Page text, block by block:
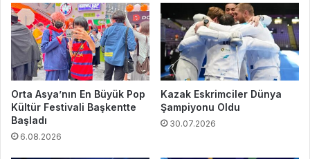
Orta Asya’nın En Büyük Pop
Kültür Festivali Başkentte
Başladı
6.08.2026
Kazak Eskrimciler Dünya
Şampiyonu Oldu
30.07.2026